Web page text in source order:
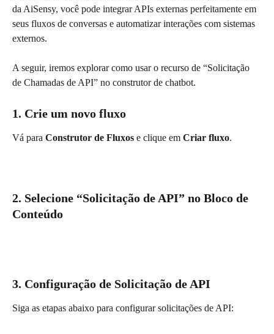
da AiSensy, você pode integrar APIs externas perfeitamente em
seus fluxos de conversas e automatizar interações com sistemas
externos.
A seguir, iremos explorar como usar o recurso de “Solicitação
de Chamadas de API” no construtor de chatbot.
1. Crie um novo fluxo
Vá para Construtor de Fluxos e clique em Criar fluxo.
2. Selecione “Solicitação de API” no Bloco de
Conteúdo
3. Configuração de Solicitação de API
Siga as etapas abaixo para configurar solicitações de API: